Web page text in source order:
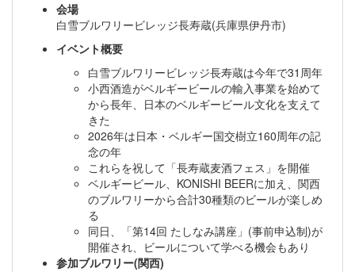
会場
白雪ブルワリービレッジ長寿蔵(兵庫県伊丹市)
イベント概要
白雪ブルワリービレッジ長寿蔵は今年で31周年
小西酒造がベルギービールの輸入事業を始めて
から長年、日本のベルギービール文化を支えて
きた
2026年は日本・ベルギー国交樹立160周年の記
念の年
これらを祝して「長寿蔵麦酒フェス」を開催
ベルギービール、KONISHI BEERに加え、関西
のブルワリーから合計30種類のビールが楽しめ
る
同日、「第14回 たしなみ講座」(事前申込制)が
開催され、ビールについて学べる機会もあり
参加ブルワリー(関西)